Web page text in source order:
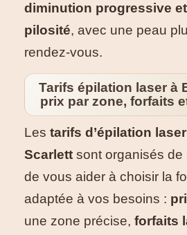
diminution progressive
pilosité, avec une peau
rendez-vous.
Tarifs épilation laser à
prix par zone, forfaits
Les tarifs d’épilation laser
Scarlett sont organisés de
de vous aider à choisir la
adaptée à vos besoins :
une zone précise, forfaits